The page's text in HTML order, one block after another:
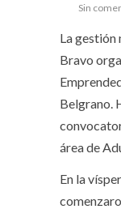
Sin
La gestión
Bravo
Belgrano.
área de
En la